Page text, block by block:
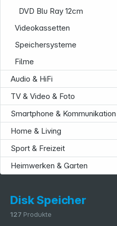
DVD Blu Ray 12cm
Videokassetten
Speichersysteme
Filme
Audio & HiFi
TV & Video & Foto
Smartphone & Kommunikation
Home & Living
Sport & Freizeit
Heimwerken & Garten
Disk Speicher
127 Produkte
Service